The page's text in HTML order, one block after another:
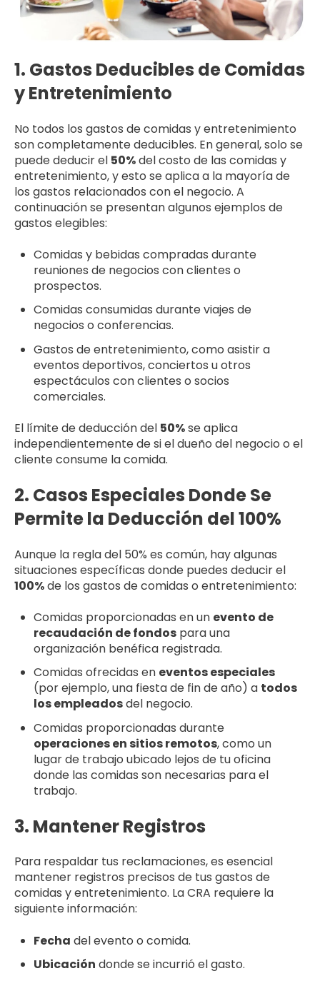
1. Gastos Deducibles de Comidas
y Entretenimiento
No todos los gastos de comidas y entretenimiento
son completamente deducibles. En general, solo se
puede deducir el 50%del costo de las comidas y
entretenimiento, y esto se aplica a la mayoría de
los gastos relacionados con el negocio. A
continuación se presentan algunos ejemplos de
gastos elegibles:
Comidas y bebidas compradas durante
reuniones de negocios con clientes o
prospectos.
Comidas consumidas durante viajes de
negocios o conferencias.
Gastos de entretenimiento, como asistir a
eventos deportivos, conciertos u otros
espectáculos con clientes o socios
comerciales.
El límite de deducción del 50%se aplica
independientemente de si el dueño del negocio o el
cliente consume la comida.
2. Casos Especiales Donde Se
Permite la Deducción del 100%
Aunque la regla del 50% es común, hay algunas
situaciones específicas donde puedes deducir el
100%de los gastos de comidas o entretenimiento:
Comidas proporcionadas en un evento de
recaudación de fondos para una
organización benéfica registrada.
Comidas ofrecidas en eventos especiales
(por ejemplo, una fiesta de fin de año) a todos
los empleadosdel negocio.
Comidas proporcionadas durante
operaciones en sitios remotos, como un
lugar de trabajo ubicado lejos de tu oficina
donde las comidas son necesarias para el
trabajo.
3. Mantener Registros
Para respaldar tus reclamaciones, es esencial
mantener registros precisos de tus gastos de
comidas y entretenimiento. La CRA requiere la
siguiente información:
Fecha del evento o comida.
Ubicación donde se incurrió el gasto.